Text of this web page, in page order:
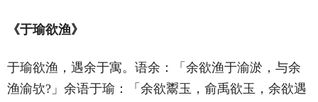
《于瑜欲渔》
于瑜欲渔，遇余于寓。语余：「余欲渔于渝淤，与余
渔渝欤?」余语于瑜：「余欲鬻玉，俞禹欲玉，余欲遇